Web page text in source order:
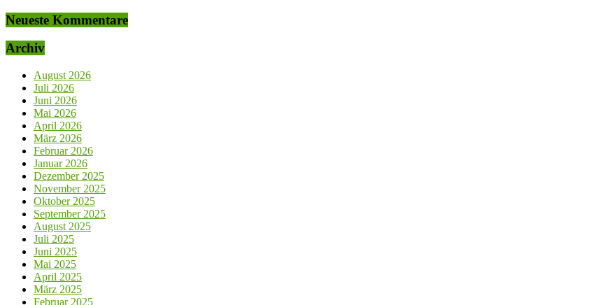
Neueste Kommentare
Archiv
August 2026
Juli 2026
Juni 2026
Mai 2026
April 2026
März 2026
Februar 2026
Januar 2026
Dezember 2025
November 2025
Oktober 2025
September 2025
August 2025
Juli 2025
Juni 2025
Mai 2025
April 2025
März 2025
Februar 2025